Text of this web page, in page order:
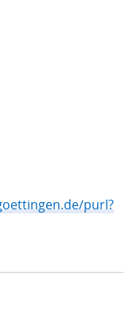
purl?